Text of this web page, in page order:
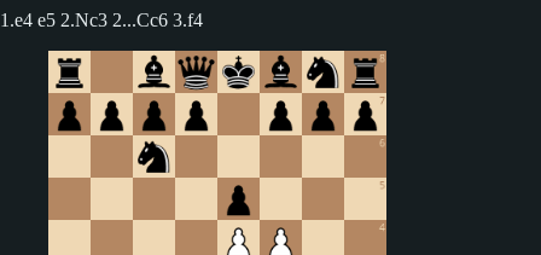
1.e4 e5 2.Nc3 2...Cc6 3.f4